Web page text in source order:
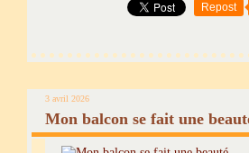
Repost
3 avril 2026
Mon balcon se fait une